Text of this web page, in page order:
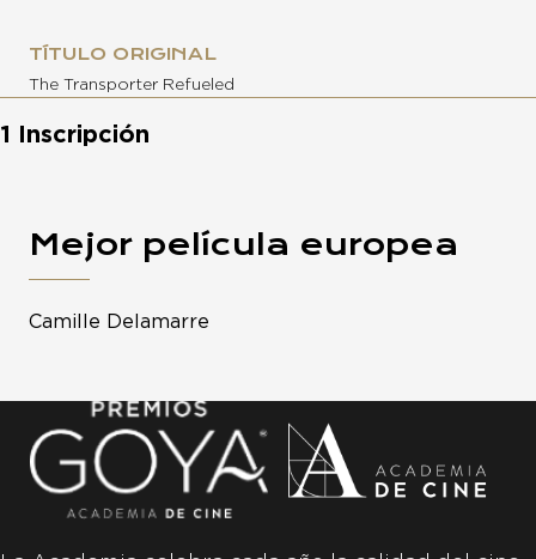
TÍTULO ORIGINAL
The Transporter Refueled
1 Inscripción
Mejor película europea
Camille Delamarre